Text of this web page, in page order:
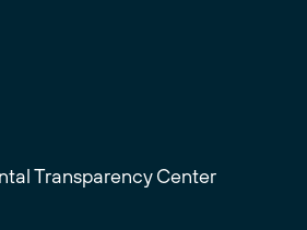
Transparency Center